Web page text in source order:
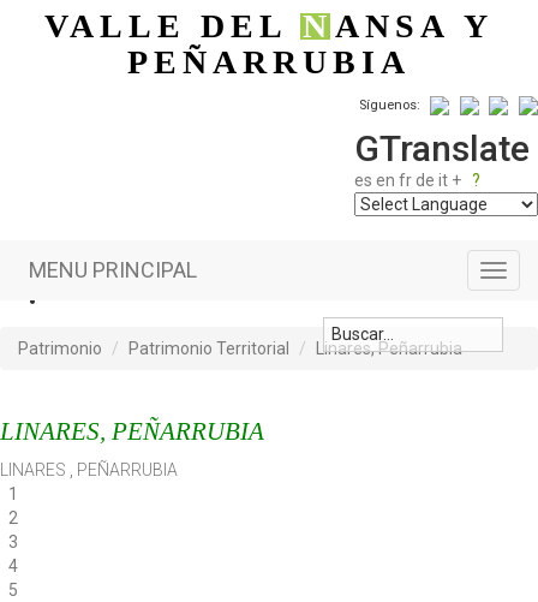
Pasar al contenido principal
VALLE DELNANSA Y
PEÑARRUBIA
Síguenos:
GTranslate
es en fr de it + ?
MENU PRINCIPAL
Patrimonio Patrimonio Territorial Linares, Peñarrubia
LINARES, PEÑARRUBIA
LINARES , PEÑARRUBIA
1
2
3
4
5